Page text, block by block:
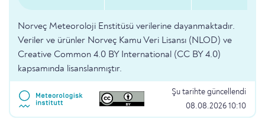
Norveç Meteoroloji Enstitüsü verilerine dayanmaktadır.
Veriler ve ürünler Norveç Kamu Veri Lisansı (NLOD) ve
Creative Common 4.0 BY International (CC BY 4.0)
kapsamında lisanslanmıştır.
Şu tarihte güncellendi
08.08.2026 10:10